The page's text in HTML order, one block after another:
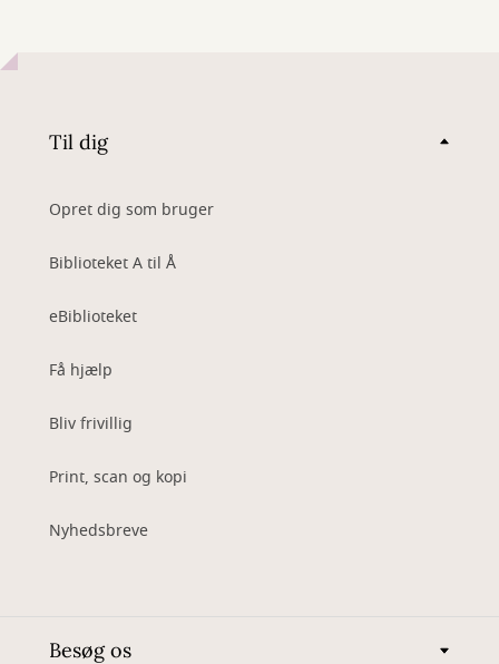
Til dig
Opret dig som bruger
Biblioteket A til Å
eBiblioteket
Få hjælp
Bliv frivillig
Print, scan og kopi
Nyhedsbreve
Besøg os